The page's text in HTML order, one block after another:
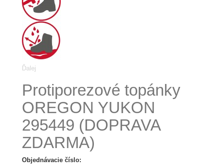
Ďalej
Protiporezové topánky
OREGON YUKON
295449 (DOPRAVA
ZDARMA)
Objednávacie číslo: